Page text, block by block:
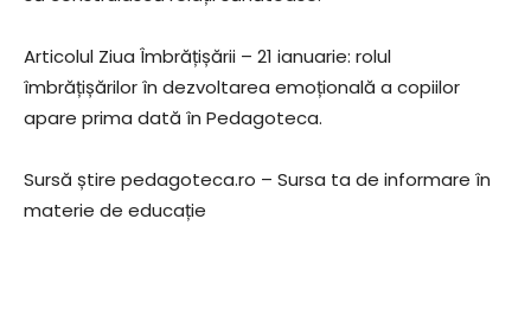
Articolul Ziua Îmbrățișării – 21 ianuarie: rolul
îmbrățișărilor în dezvoltarea emoțională a copiilor
apare prima dată în Pedagoteca.
Sursă știre pedagoteca.ro – Sursa ta de informare în
materie de educație